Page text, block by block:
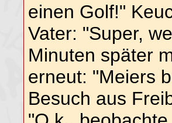
einen Golf!"
Vater: "Super,
Minuten später
erneut: "Meiers
Besuch aus